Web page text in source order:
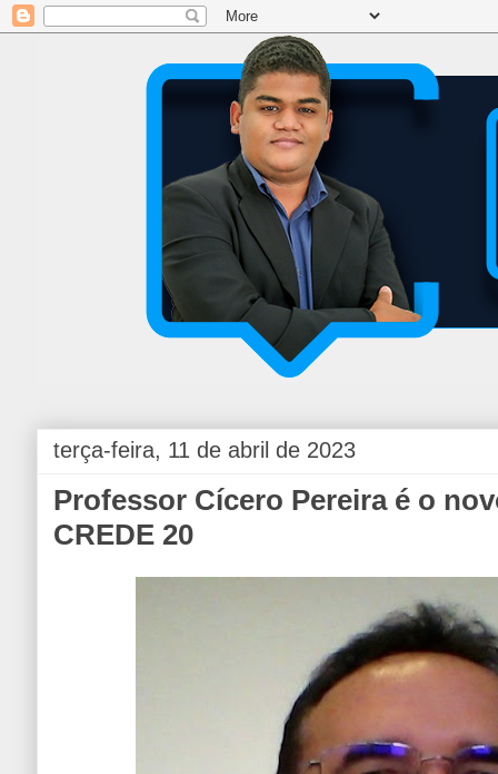
terça-feira, 11 de abril de 2023
Professor Cícero Pereira é o
CREDE 20